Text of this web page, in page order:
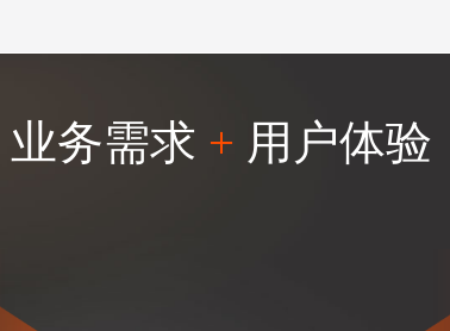
业务需求 + 用户体验